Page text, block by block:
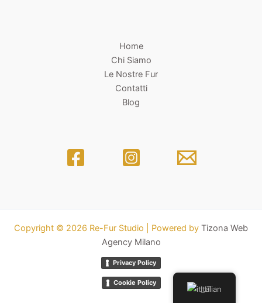
Home
Chi Siamo
Le Nostre Fur
Contatti
Blog
Copyright © 2026 Re-Fur Studio | Powered by Tizona Web
Agency Milano
Privacy Policy
Cookie Policy
Italian